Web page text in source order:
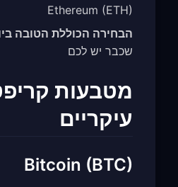
Ethereum (ETH)
הבחירה הכוללת הטובה
שכבר יש לכם
מטבעות
עיקריים
Bitcoin (BTC)